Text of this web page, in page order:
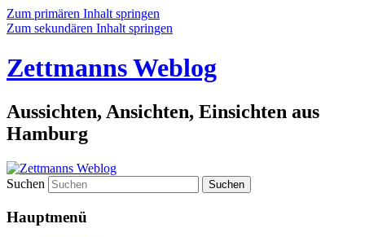
Zum primären Inhalt springen
Zum sekundären Inhalt springen
Zettmanns Weblog
Aussichten, Ansichten, Einsichten aus
Hamburg
Suchen
Hauptmenü